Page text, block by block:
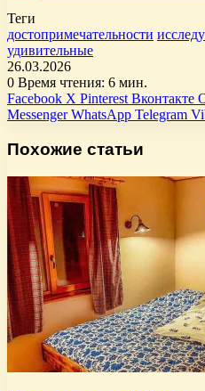
Теги
достопримечательности
удивительные
26.03.2026
0 Время чтения: 6 мин.
Facebook X Pinterest Вконтакте
Messenger WhatsApp Telegram
Похожие статьи